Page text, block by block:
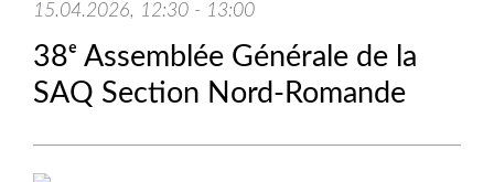
15.04.2026, 12:30 - 13:00
38ᵉ Assemblée Générale de la
SAQ Section Nord-Romande